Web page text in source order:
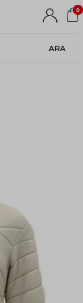
ARA
0